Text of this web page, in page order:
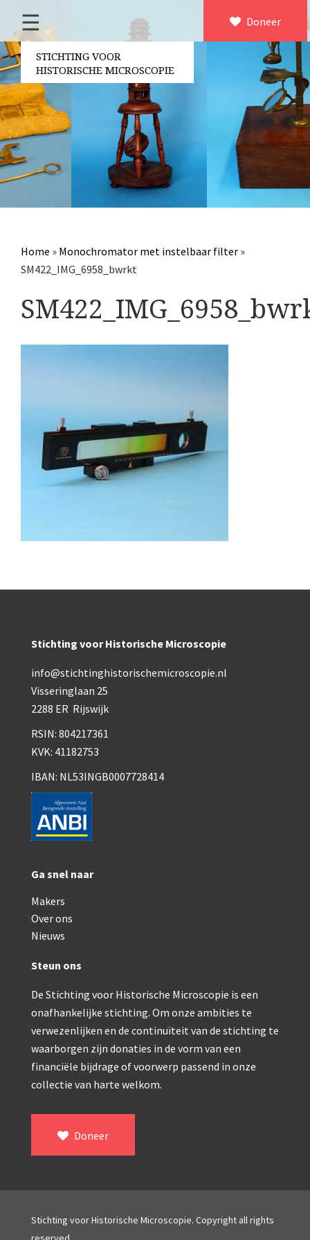
×
Home
Over ons
Contact
Bestuur
Vrijwilligers
Partners
Jaarverslagen
Microscopen
Overige optische instrumenten
Elektrische meetapparatuur
Boeken
Divers
Makers
Culpeper (ca. 1735)
Cuff (ca. 1745)
volgens Culpeper (1750-
Long, Gould type (1821-1850)
Beck & Beck, ‘popular microscope’ (ca.
Dollond, ‘bar-limb’ (1860-1880)
Ongesigneerd, Engels (1860-1880)
Robbins (1860-1890)
Beck & Beck, ‘popular microscope’ (1867)
Bianchi, trommelmicroscoop (1869-1873)
Hartnack / Prazmowski (1870-1880)
Baker, prepareermicroscoop (1870-1890)
Double pillar, Frans (1870-1900)
Zeiss, statief IX (ca. 1890)
Seibert, ‘Stativ 3’ (1895-1900)
Watson & Sons, No. 1 ‘Van Heurck’ (ca. 1900)
Reichert (ca. 1925)
Winkel, statief BTC (1955-1957)
Troughton & Simms, McArthur type (1959-
Bleeker, statief R (ca. 1965)
Doneer
☰
STICHTING VOOR
HISTORISCHE MICROSCOPIE
Home » Monochromator met instelbaar filter »
SM422_IMG_6958_bwrkt
Stichting voor Historische Microscopie
info@stichtinghistorischemicroscopie.nl
Visseringlaan 25
2288 ER Rijswijk
RSIN: 804217361
KVK: 41182753
IBAN: NL53INGB0007728414
Ga snel naar
Makers
Over ons
Nieuws
Steun ons
De Stichting voor Historische Microscopie is een
onafhankelijke stichting. Om onze ambities te
verwezenlijken en de continuïteit van de stichting te
waarborgen zijn donaties in de vorm van een
financiële bijdrage of voorwerp passend in onze
collectie van harte welkom.
Doneer
Stichting voor Historische Microscopie. Copyright all rights